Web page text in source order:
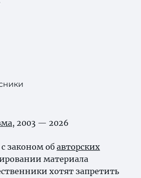
, 2003 — 2026
законом об авторских
материала
хотят запретить